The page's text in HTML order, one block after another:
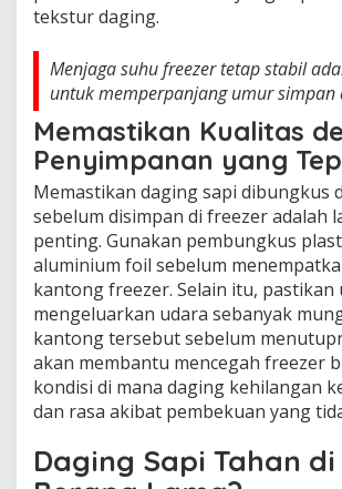
tekstur daging.
Menjaga suhu freezer tetap stabil
untuk memperpanjang umur simpan
Memastikan Kualitas
Penyimpanan yang
Memastikan daging sapi dibungkus
sebelum disimpan di freezer adalah
penting. Gunakan pembungkus
aluminium foil sebelum
kantong freezer. Selain itu, pastikan
mengeluarkan udara sebanyak
kantong tersebut sebelum
akan membantu mencegah freezer
kondisi di mana daging kehilangan
dan rasa akibat pembekuan yang
Daging Sapi Tahan di